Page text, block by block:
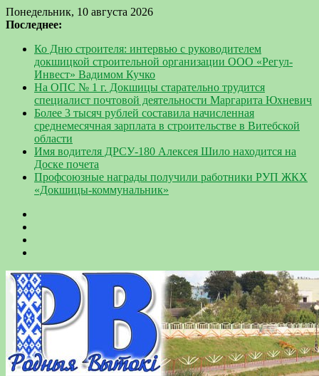
Понедельник, 10 августа 2026
Последнее:
Ко Дню строителя: интервью с руководителем
докшицкой строительной организации ООО «Регул-
Инвест» Вадимом Кучко
На ОПС № 1 г. Докшицы старательно трудится
специалист почтовой деятельности Маргарита Юхневич
Более 3 тысяч рублей составила начисленная
среднемесячная зарплата в строительстве в Витебской
области
Имя водителя ДРСУ-180 Алексея Шило находится на
Доске почета
Профсоюзные награды получили работники РУП ЖКХ
«Докшицы-коммунальник»